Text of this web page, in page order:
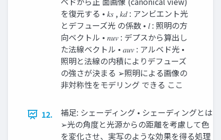
を復元する • 𝑘𝑠 , 𝑘𝑑 : アンビエント光
とデフューズ光 の係数 • 𝑙 : 照明の方
向ベクトル • 𝑛𝑢𝑣 : デプスから算出し
た法線ベクトル • 𝑎𝑢𝑣 : アルベド光 •
照明と法線の内積によりデフューズ
の強さが決まる ➢照明による画像の
非対称性をモデリング できる ここ
12.
補足: シェーディング • シェーディングとは
➢光の角度と光源からの距離を考慮して色
を変化させ、実写のような効果を得る処理